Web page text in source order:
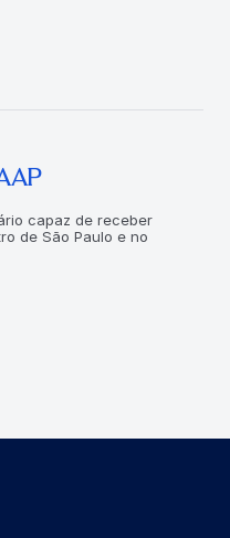
capaz de receber
de São Paulo e no